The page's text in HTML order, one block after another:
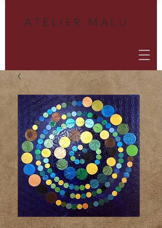
A TELIER MALU